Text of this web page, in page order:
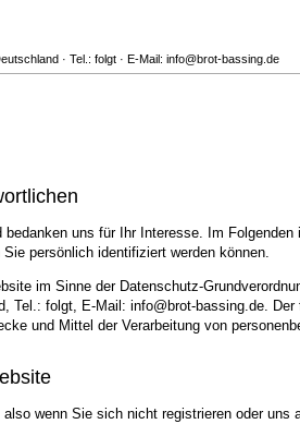
· Tel.: folgt · E-Mail: info@brot-bassing.de
uns für Ihr Interesse. Im
persönlich identifiziert werden können.
im Sinne der Datenschutz-
Tel.: folgt, E-Mail: info@brot-bassing.de.
und Mittel der Verarbeitung von
wenn Sie sich nicht registrieren oder